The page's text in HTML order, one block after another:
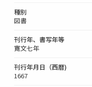
種別
図書
刊行年、書写年等
寛文七年
刊行年月日（西暦)
1667